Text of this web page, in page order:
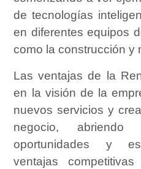
de tecnologías
en diferentes equipos
como la construcción y
Las ventajas de la
en la visión de la
nuevos servicios y
negocio,
oportunidades y
ventajas